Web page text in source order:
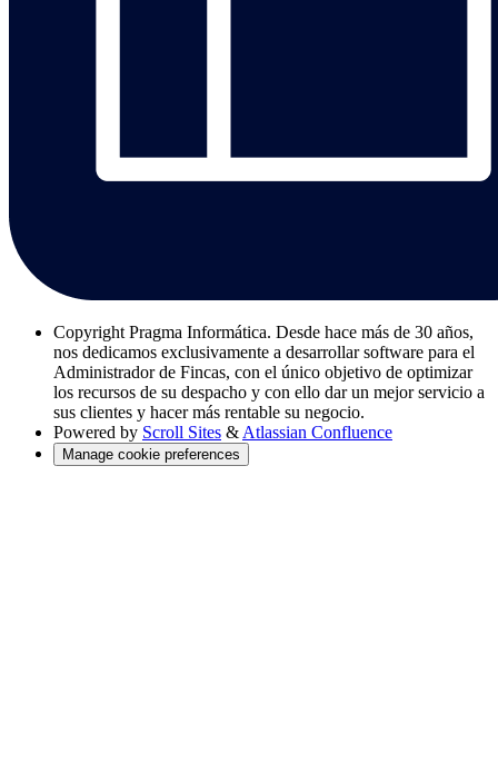
Copyright Pragma Informática. Desde hace más de 30 años,
nos dedicamos exclusivamente a desarrollar software para el
Administrador de Fincas, con el único objetivo de optimizar
los recursos de su despacho y con ello dar un mejor servicio a
sus clientes y hacer más rentable su negocio.
Powered by Scroll Sites & Atlassian Confluence
Manage cookie preferences